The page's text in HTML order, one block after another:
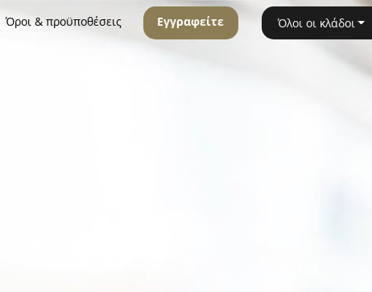
Όροι & προϋποθέσεις Εγγραφείτε Όλοι οι κλάδοι